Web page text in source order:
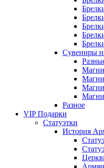
Сувениры
Разное
VIP Подарки
Статуэтки
История